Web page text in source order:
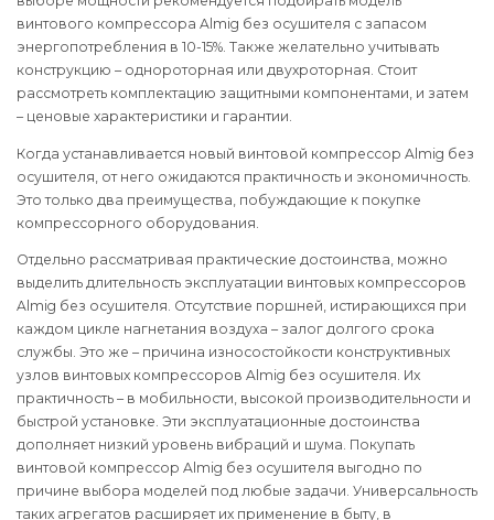
винтового компрессора Almig без осушителя с запасом
энергопотребления в 10-15%. Также желательно учитывать
конструкцию – однороторная или двухроторная. Стоит
рассмотреть комплектацию защитными компонентами, и затем
– ценовые характеристики и гарантии.
Когда устанавливается новый винтовой компрессор Almig без
осушителя, от него ожидаются практичность и экономичность.
Это только два преимущества, побуждающие к покупке
компрессорного оборудования.
Отдельно рассматривая практические достоинства, можно
выделить длительность эксплуатации винтовых компрессоров
Almig без осушителя. Отсутствие поршней, истирающихся при
каждом цикле нагнетания воздуха – залог долгого срока
службы. Это же – причина износостойкости конструктивных
узлов винтовых компрессоров Almig без осушителя. Их
практичность – в мобильности, высокой производительности и
быстрой установке. Эти эксплуатационные достоинства
дополняет низкий уровень вибраций и шума. Покупать
винтовой компрессор Almig без осушителя выгодно по
причине выбора моделей под любые задачи. Универсальность
таких агрегатов расширяет их применение в быту, в